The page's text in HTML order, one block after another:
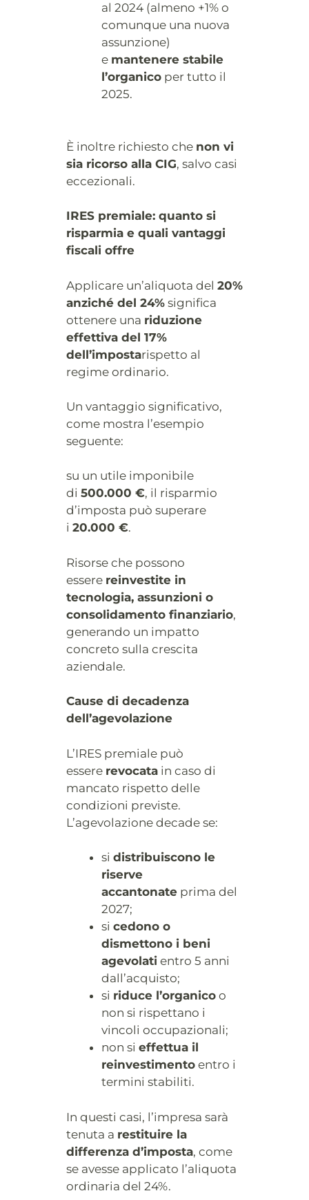
al 2024 (almeno +1% o
comunque una nuova
assunzione)
e mantenere stabile
l’organicoper tutto il
2025.
È inoltre richiesto che non vi
sia ricorso alla CIG, salvo casi
eccezionali.
IRES premiale: quanto si
risparmia e quali vantaggi
fiscali offre
Applicare un’aliquota del 20%
anziché del 24%significa
ottenere una riduzione
effettiva del 17%
dell’impostarispetto al
regime ordinario.
Un vantaggio significativo,
come mostra l’esempio
seguente:
su un utile imponibile
di 500.000 €, il risparmio
d’imposta può superare
i 20.000 €.
Risorse che possono
essere reinvestite in
tecnologia, assunzioni o
consolidamento finanziario,
generando un impatto
concreto sulla crescita
aziendale.
Cause di decadenza
dell’agevolazione
L’IRES premiale può
essere revocatain caso di
mancato rispetto delle
condizioni previste.
L’agevolazione decade se:
si distribuiscono le
riserve
accantonateprima del
2027;
si cedono o
dismettono i beni
agevolati entro 5 anni
dall’acquisto;
si riduce l’organicoo
non si rispettano i
vincoli occupazionali;
non si effettua il
reinvestimentoentro i
termini stabiliti.
In questi casi, l’impresa sarà
tenuta a restituire la
differenza d’imposta, come
se avesse applicato l’aliquota
ordinaria del 24%.